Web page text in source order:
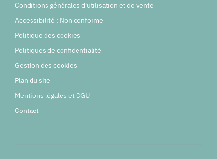
Conditions générales d'utilisation et de vente
Accessibilité : Non conforme
Politique des cookies
Politiques de confidentialité
Gestion des cookies
Plan du site
Mentions légales et CGU
Contact